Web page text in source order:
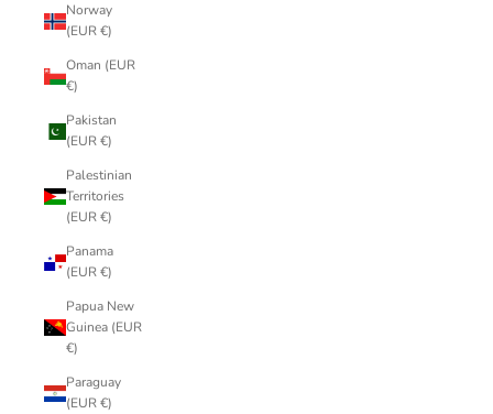
Norway
(EUR €)
Oman (EUR
€)
Pakistan
(EUR €)
Palestinian
Territories
(EUR €)
Panama
(EUR €)
Papua New
Guinea (EUR
€)
Paraguay
(EUR €)